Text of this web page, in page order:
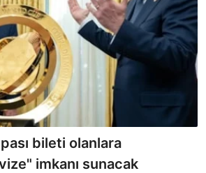
bileti olanlara
vize" imkanı sunacak